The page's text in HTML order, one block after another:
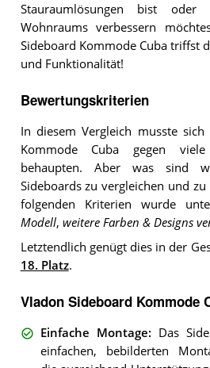
Stauraumlösungen bist
Wohnraums verbessern
Sideboard Kommode Cuba triffst
und Funktionalität!
Bewertungskriterien
In diesem Vergleich musste sich
Kommode Cuba gegen
behaupten. Aber was sind
Sideboards zu vergleichen und
folgenden Kriterien wurde
Modell, weitere Farben & Designs
Letztendlich genügt dies in der
18. Platz.
Vladon Sideboard Kommode
Einfache Montage: Das
einfachen, bebilderten